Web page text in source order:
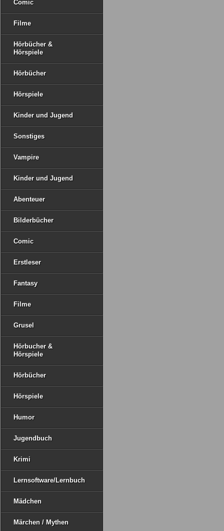
Comic
Filme
Hörbücher &
Hörspiele
Hörbücher
Hörspiele
Kinder und Jugend
Sonstiges
Vampire
Kinder und Jugend
Abenteuer
Bilderbücher
Comic
Erstleser
Fantasy
Filme
Grusel
Hörbucher &
Hörspiele
Hörbücher
Hörspiele
Humor
Jugendbuch
Krimi
Lernsoftware/Lernbuch
Mädchen
Märchen / Mythen